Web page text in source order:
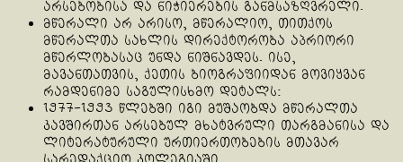
არსებობისა და ნიჭიერების განმსაზღვრელი.
მწერალი არ არისო, მწერალიო, თითქოს
მწერალთა სახლის დირექტორობა აპრიორი
მწერლობასაც უნდა ნიშნავდეს. ისე,
მავანთათვის, ქეთის ბიოგრაფიიდან მოვიყვან
რამდენიმე საგულისხმო დეტალს:
1977-1993 წლებში იგი მუშაობდა მწერალთა
კავშირთან არსებულ მხატვრული თარგმანისა და
ლიტერატურული ურთიერთობების მთავარ